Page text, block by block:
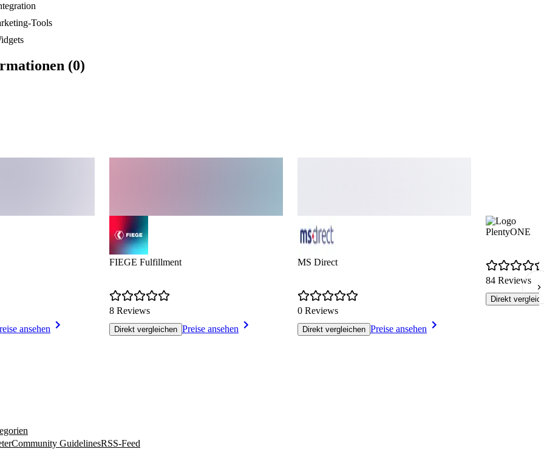
Tools
(0)
ansehen
FIEGE Fulfillment
8 Reviews
Direkt vergleichen Preise ansehen
MS Direct
0 Reviews
Direkt vergleichen Preise ansehen
PlentyONE
84 Reviews
Direkt
Community GuidelinesRSS-Feed